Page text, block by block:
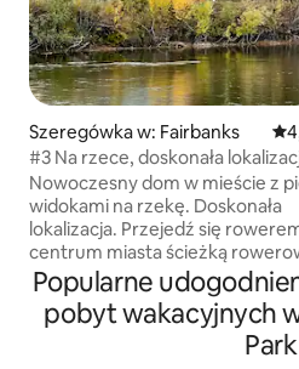
Szeregówka w: Fairbanks
#3 Na rzece, doskonała
mieście, prywatny szef kuchni
Nowoczesny dom w mieście z
widokami na rzekę. Doskonała
lokalizacja. Przejedź się
centrum miasta ścieżką
wzdłuż rzeki. Triplex jest
4 rowery do wspólnego użytku.
spacer do browaru Hoo Doo,
Park i Carlson Center. Ponad 5
Popularne
pobyt wakacyjnych
Park